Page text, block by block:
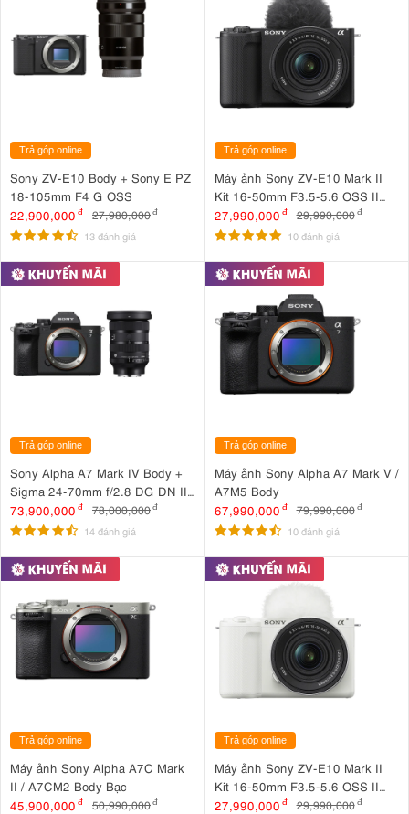
Trả góp online
Sony ZV-E10 Body + Sony E PZ
18-105mm F4 G OSS
22,900,000 đ 27,980,000đ
13 đánh giá
Trả góp online
Máy ảnh Sony ZV-E10 Mark II
Kit 16-50mm F3.5-5.6 OSS II
Đen
27,990,000 đ 29,990,000 đ
10 đánh giá
Trả góp online
Sony Alpha A7 Mark IV Body +
Sigma 24-70mm f/2.8 DG DN II
Art
73,900,000 đ 78,000,000đ
14 đánh giá
Trả góp online
Máy ảnh Sony Alpha A7 Mark V /
A7M5 Body
67,990,000 đ 79,990,000 đ
10 đánh giá
Trả góp online
Máy ảnh Sony Alpha A7C Mark
II / A7CM2 Body Bạc
45,900,000 đ 50,990,000đ
Trả góp online
Máy ảnh Sony ZV-E10 Mark II
Kit 16-50mm F3.5-5.6 OSS II
Trắng
27,990,000 đ 29,990,000 đ